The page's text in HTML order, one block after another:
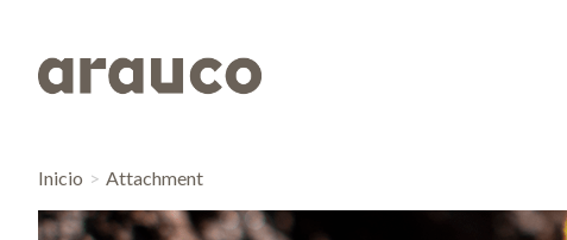
Inicio Attachment